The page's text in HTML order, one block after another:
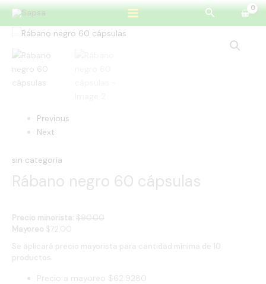
Ir
contenido
Buscar
Previous
Next
sin categoría
Rábano negro 60 cápsulas
Precio minorista: $90.00
Mayoreo $72.00
Se aplicará precio mayorista para cantidad mínima de 10
productos.
Precio a mayoreo $62.9280
Rábano
60
cápsulas
cantidad